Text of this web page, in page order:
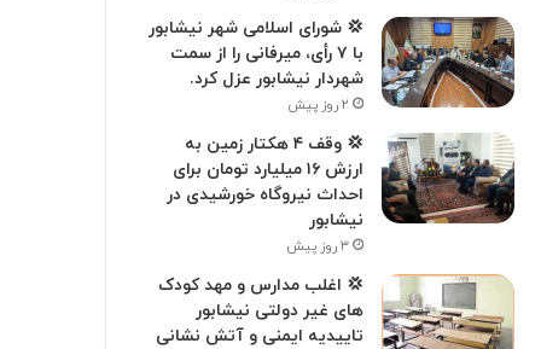
💢 شورای اسلامی شهر نیشابور
با ۷ رأی، میرفانی را از سمت
شهردار نیشابور عزل کرد.
۲ روز پیش
💢 وقف ۴ هکتار زمین به
ارزش ۱۶ میلیارد تومان برای
احداث نیروگاه خورشیدی در
نیشابور
۳ روز پیش
💢 اغلب مدارس و مهد کودک
های غیر دولتی نیشابور
تاییدیه ایمنی و آتش نشانی